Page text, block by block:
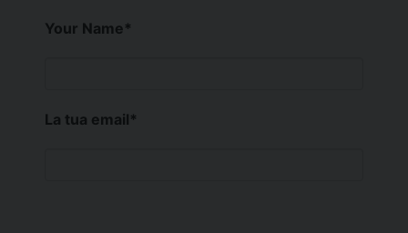
Your Name*
La tua email*